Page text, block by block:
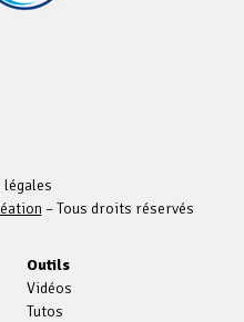
légales
– Tous droits réservés
Outils
Vidéos
Tutos